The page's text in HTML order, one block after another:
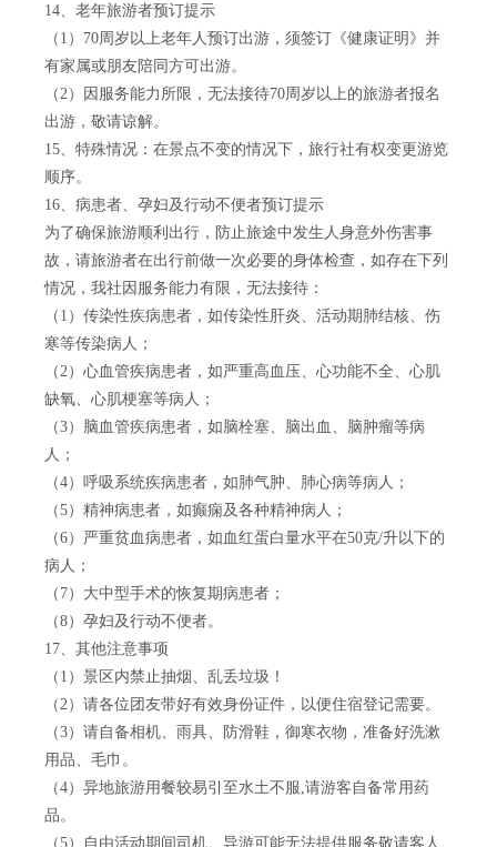
14、老年旅游者预订提示
（1）70周岁以上老年人预订出游，须签订《健康证明》并
有家属或朋友陪同方可出游。
（2）因服务能力所限，无法接待70周岁以上的旅游者报名
出游，敬请谅解。
15、特殊情况：在景点不变的情况下，旅行社有权变更游览
顺序。
16、病患者、孕妇及行动不便者预订提示
为了确保旅游顺利出行，防止旅途中发生人身意外伤害事
故，请旅游者在出行前做一次必要的身体检查，如存在下列
情况，我社因服务能力有限，无法接待：
（1）传染性疾病患者，如传染性肝炎、活动期肺结核、伤
寒等传染病人；
（2）心血管疾病患者，如严重高血压、心功能不全、心肌
缺氧、心肌梗塞等病人；
（3）脑血管疾病患者，如脑栓塞、脑出血、脑肿瘤等病
人；
（4）呼吸系统疾病患者，如肺气肿、肺心病等病人；
（5）精神病患者，如癫痫及各种精神病人；
（6）严重贫血病患者，如血红蛋白量水平在50克/升以下的
病人；
（7）大中型手术的恢复期病患者；
（8）孕妇及行动不便者。
17、其他注意事项
（1）景区内禁止抽烟、乱丢垃圾！
（2）请各位团友带好有效身份证件，以便住宿登记需要。
（3）请自备相机、雨具、防滑鞋，御寒衣物，准备好洗漱
用品、毛巾。
（4）异地旅游用餐较易引至水土不服,请游客自备常用药
品。
（5）自由活动期间司机、导游可能无法提供服务敬请客人